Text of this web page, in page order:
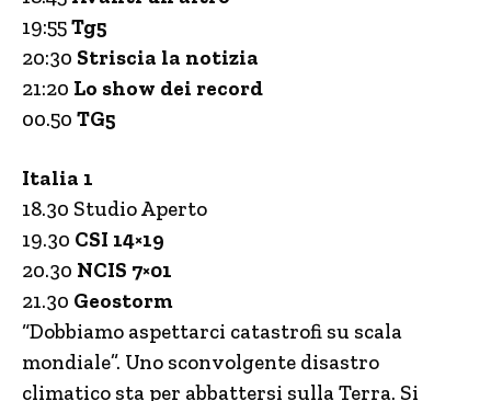
19:55Tg5
20:30 Striscia la notizia
21:20 Lo show dei record
00.50 TG5
Italia 1
18.30 Studio Aperto
19.30 CSI 14×19
20.30 NCIS 7×01
21.30 Geostorm
“Dobbiamo aspettarci catastrofi su scala
mondiale”. Uno sconvolgente disastro
climatico sta per abbattersi sulla Terra. Si